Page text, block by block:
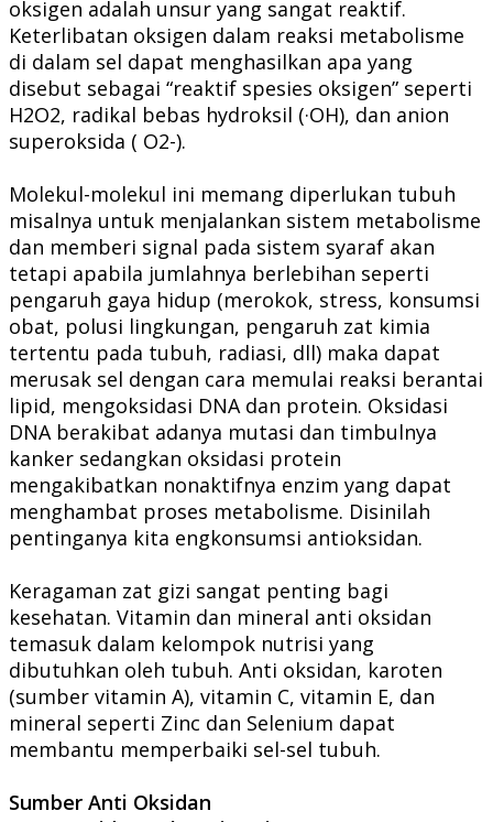
oksigen adalah unsur yang sangat reaktif.
Keterlibatan oksigen dalam reaksi metabolisme
di dalam sel dapat menghasilkan apa yang
disebut sebagai “reaktif spesies oksigen” seperti
H2O2, radikal bebas hydroksil (·OH), dan anion
superoksida ( O2-).
Molekul-molekul ini memang diperlukan tubuh
misalnya untuk menjalankan sistem metabolisme
dan memberi signal pada sistem syaraf akan
tetapi apabila jumlahnya berlebihan seperti
pengaruh gaya hidup (merokok, stress, konsumsi
obat, polusi lingkungan, pengaruh zat kimia
tertentu pada tubuh, radiasi, dll) maka dapat
merusak sel dengan cara memulai reaksi berantai
lipid, mengoksidasi DNA dan protein. Oksidasi
DNA berakibat adanya mutasi dan timbulnya
kanker sedangkan oksidasi protein
mengakibatkan nonaktifnya enzim yang dapat
menghambat proses metabolisme. Disinilah
pentinganya kita engkonsumsi antioksidan.
Keragaman zat gizi sangat penting bagi
kesehatan. Vitamin dan mineral anti oksidan
temasuk dalam kelompok nutrisi yang
dibutuhkan oleh tubuh. Anti oksidan, karoten
(sumber vitamin A), vitamin C, vitamin E, dan
mineral seperti Zinc dan Selenium dapat
membantu memperbaiki sel-sel tubuh.
Sumber Anti Oksidan